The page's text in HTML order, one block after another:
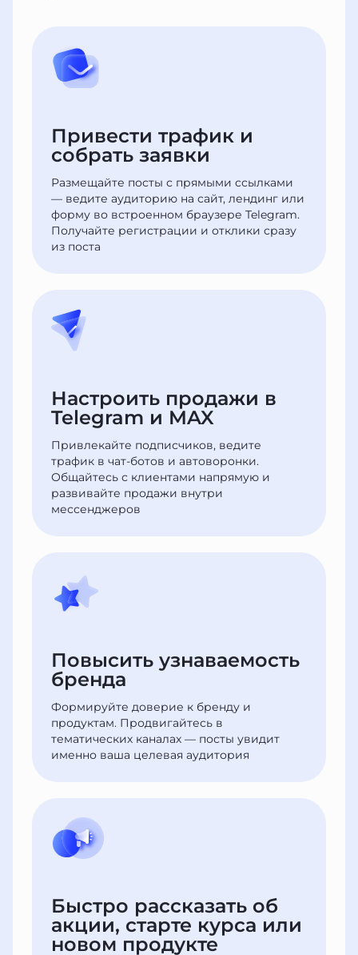
Привести трафик и
собрать заявки
Размещайте посты с прямыми ссылками
— ведите аудиторию на сайт, лендинг или
форму во встроенном браузере Telegram.
Получайте регистрации и отклики сразу
из поста
Настроить продажи в
Telegram и MAX
Привлекайте подписчиков, ведите
трафик в чат-ботов и автоворонки.
Общайтесь с клиентами напрямую и
развивайте продажи внутри
мессенджеров
Повысить узнаваемость
бренда
Формируйте доверие к бренду и
продуктам. Продвигайтесь в
тематических каналах — посты увидит
именно ваша целевая аудитория
Быстро рассказать об
акции, старте курса или
новом продукте